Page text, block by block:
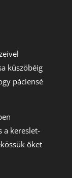
küszöbéig
páciensé
a kereslet-
őket